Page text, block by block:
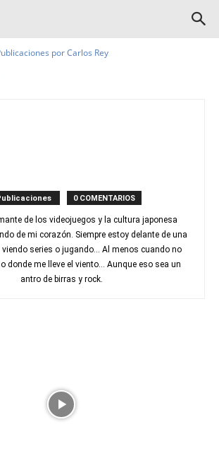
por Carlos Rey
0 COMENTARIOS
de los videojuegos y la cultura japonesa
de mi corazón. Siempre estoy delante de una
series o jugando... Al menos cuando no
donde me lleve el viento... Aunque eso sea un
antro de birras y rock.